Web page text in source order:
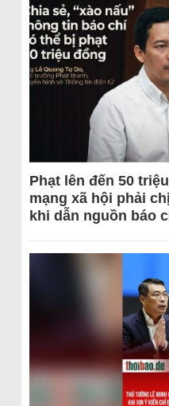
Phạt lên đến 50
mạng xã hội phải
khi dẫn nguồn báo